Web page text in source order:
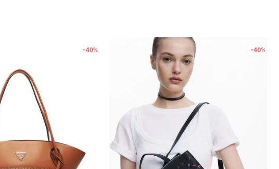
-40% -40%